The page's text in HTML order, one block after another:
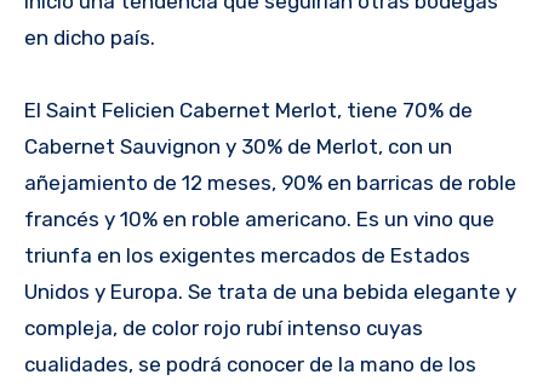
en dicho país.
El Saint Felicien Cabernet Merlot, tiene 70% de
Cabernet Sauvignon y 30% de Merlot, con un
añejamiento de 12 meses, 90% en barricas de roble
francés y 10% en roble americano. Es un vino que
triunfa en los exigentes mercados de Estados
Unidos y Europa. Se trata de una bebida elegante y
compleja, de color rojo rubí intenso cuyas
cualidades, se podrá conocer de la mano de los